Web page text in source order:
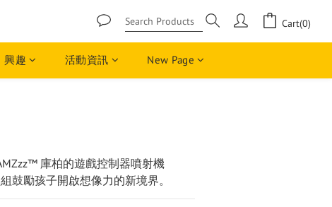
Cart(0)
興趣 活動資訊 New Page
庫柏的遊戲控制器噴射機
鼓勵孩子開啟想像力的新境界。